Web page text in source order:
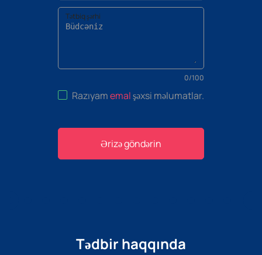
Tətbiq şərhi
0/100
Razıyamemalşəxsi məlumatlar.
Ərizə göndərin
Tədbir haqqında